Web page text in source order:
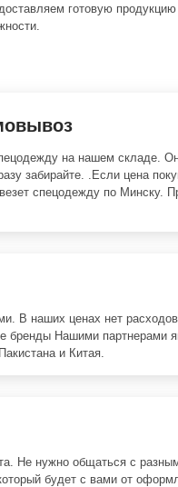
готовую
на нашем складе.
забирайте. .Если цена
спецодежду по Минску.
В наших ценах нет
бренды Нашими партнерами
и Китая.
Не нужно общаться с
будет с вами от